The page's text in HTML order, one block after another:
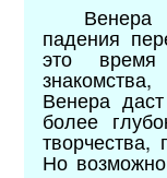
падения
это
Венера
более
Но